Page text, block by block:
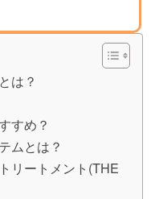
は？
すめ？
ムとは？
リートメント(THE